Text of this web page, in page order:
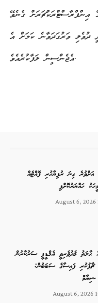
އިންފްރާސްޓްރަކްޗަރަށް ގެނެވޭ
ދުވެލި ވަރުގަދަވާނެ ކަމަށް އެ
އެޖެންސީން ލަފާކުރެއެވެ.
ގިނަ ރުފިޔާހުރި ފޮއްޓެއް
ހައްޔަރުކޮށްފި
August 6, 2026
ޙާލަތު މެދުވެރިވީ އެމްޑީޕީ ސަރުކާރުން
ޗާޕުކުރި ފައިސާގެ ސަބަބުން:
August 6, 2026